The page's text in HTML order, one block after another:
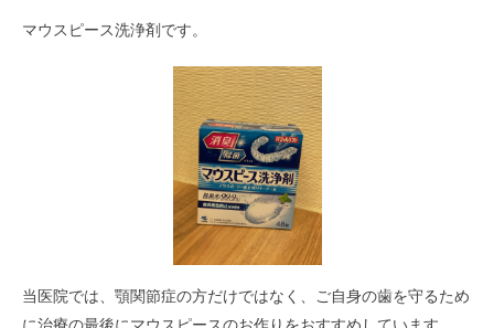
マウスピース洗浄剤です。
当医院では、顎関節症の方だけではなく、ご自身の歯を守るため